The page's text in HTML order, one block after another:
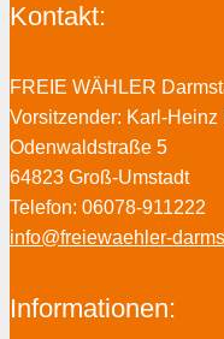
Kontakt:
FREIE WÄHLER
Vorsitzender: Karl-Heinz
Odenwaldstraße 5
64823 Groß-Umstadt
Telefon: 06078-911222
info@freiewaehler-
Informationen: